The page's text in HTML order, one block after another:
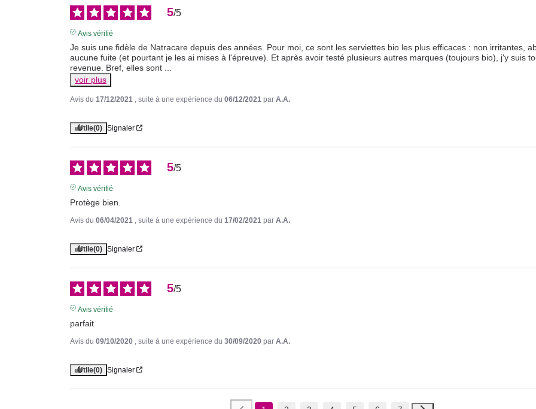
5/5
Avis vérifié
Je suis une fidèle de Natracare depuis des années. Pour moi, ce sont les serviettes bio les plus efficaces : non irritantes,
aucune fuite (et pourtant je les ai mises à l'épreuve). Et après avoir testé plusieurs autres marques (toujours bio), j'y suis
revenue. Bref, elles sont
voir plus
Avis du 17/12/2021 , suite à une expérience du 06/12/2021 par A.A.
Utile(0) Signaler
5/5
Avis vérifié
Protège bien.
Avis du 06/04/2021 , suite à une expérience du 17/02/2021 par A.A.
Utile(0) Signaler
5/5
Avis vérifié
parfait
Avis du 09/10/2020 , suite à une expérience du 30/09/2020 par A.A.
Utile(0) Signaler